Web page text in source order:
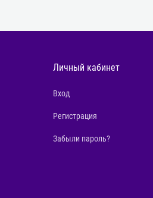
Личный кабинет
Вход
Регистрация
Забыли пароль?